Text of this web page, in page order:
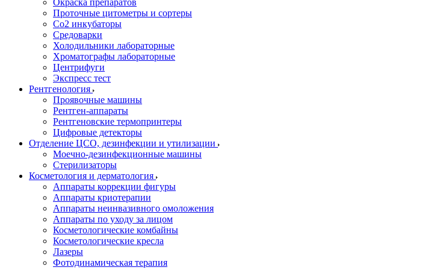
Окраска препаратов
Проточные цитометры и сортеры
Со2 инкубаторы
Средоварки
Холодильники лабораторные
Хроматографы лабораторные
Центрифуги
Экспресс тест
Рентгенология
Проявочные машины
Рентген-аппараты
Рентгеновские термопринтеры
Цифровые детекторы
Отделение ЦСО, дезинфекции и утилизации
Моечно-дезинфекционные машины
Стерилизаторы
Косметология и дерматология
Аппараты коррекции фигуры
Аппараты криотерапии
Аппараты неинвазивного омоложения
Аппараты по уходу за лицом
Косметологические комбайны
Косметологические кресла
Лазеры
Фотодинамическая терапия